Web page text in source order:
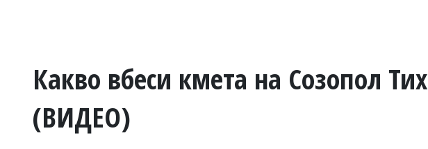
ВОЙНАТА
УКРАЙНА
Какво вбеси кмета на Созопол
(ВИДЕО)